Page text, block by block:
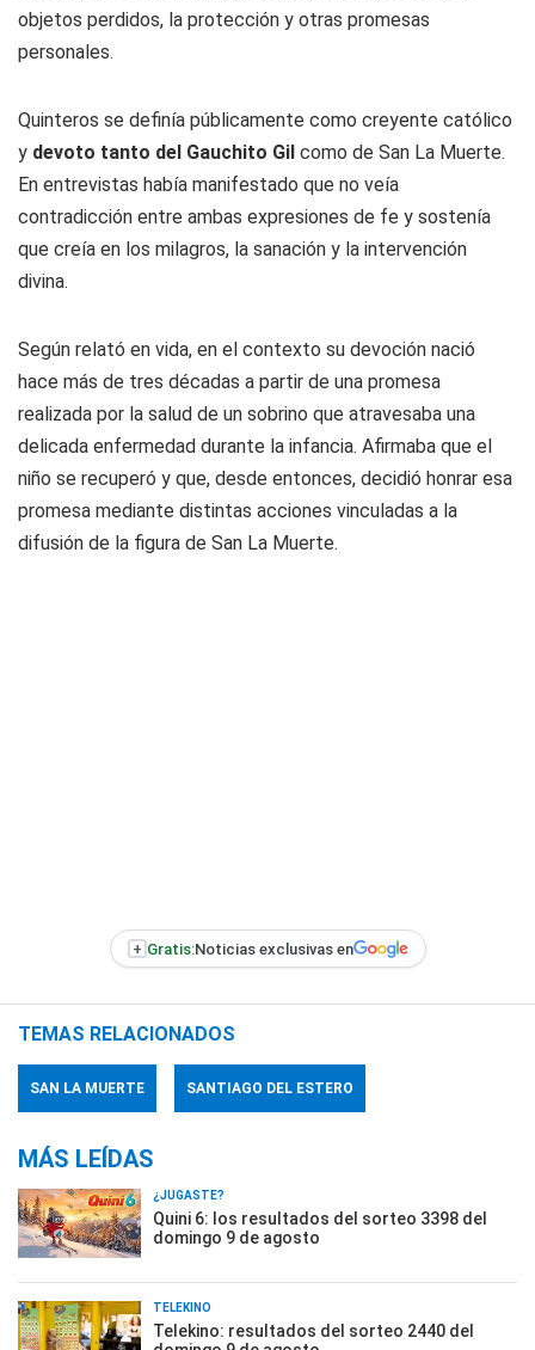
objetos perdidos, la protección y otras promesas
personales.
Quinteros se definía públicamente como creyente católico
y devoto tanto del Gauchito Gil como de San La Muerte.
En entrevistas había manifestado que no veía
contradicción entre ambas expresiones de fe y sostenía
que creía en los milagros, la sanación y la intervención
divina.
Según relató en vida, en el contexto su devoción nació
hace más de tres décadas a partir de una promesa
realizada por la salud de un sobrino que atravesaba una
delicada enfermedad durante la infancia. Afirmaba que el
niño se recuperó y que, desde entonces, decidió honrar esa
promesa mediante distintas acciones vinculadas a la
difusión de la figura de San La Muerte.
+ Gratis:Noticias exclusivas en
TEMAS RELACIONADOS
SAN LA MUERTE SANTIAGO DEL ESTERO
MÁS LEÍDAS
¿JUGASTE?
Quini 6: los resultados del sorteo 3398 del
domingo 9 de agosto
TELEKINO
Telekino: resultados del sorteo 2440 del